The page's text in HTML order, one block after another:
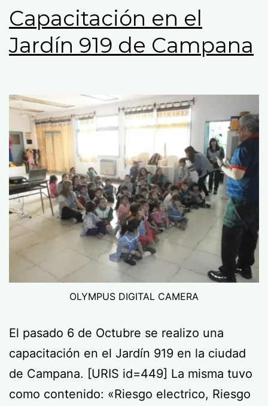
Capacitación en el
Jardín 919 de Campana
OLYMPUS DIGITAL CAMERA
El pasado 6 de Octubre se realizo una
capacitación en el Jardín 919 en la ciudad
de Campana. [URIS id=449] La misma tuvo
como contenido: «Riesgo electrico, Riesgo